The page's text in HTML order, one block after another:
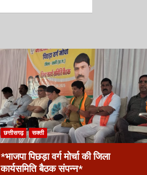
छत्तीसगढ़ सक्ती
*भाजपा पिछड़ा वर्ग मोर्चा की जिला
कार्यसमिति बैठक संपन्न*